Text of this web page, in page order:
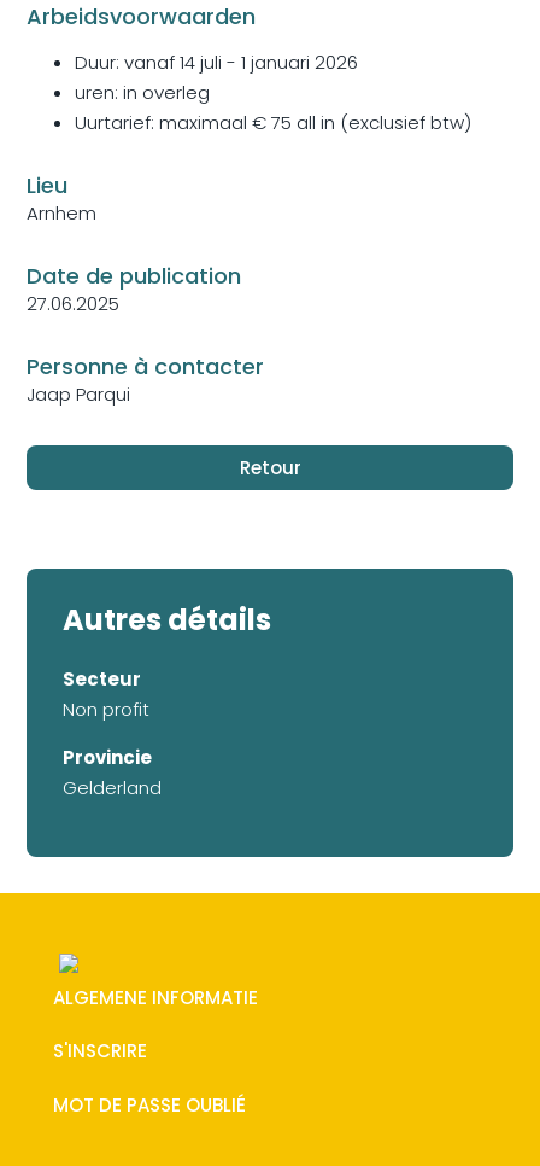
Arbeidsvoorwaarden
Duur: vanaf 14 juli - 1 januari 2026
uren: in overleg
Uurtarief: maximaal € 75 all in (exclusief btw)
Lieu
Arnhem
Date de publication
27.06.2025
Personne à contacter
Jaap Parqui
Autres détails
Secteur
Non profit
Provincie
Gelderland
ALGEMENE INFORMATIE
S'INSCRIRE
MOT DE PASSE OUBLIÉ